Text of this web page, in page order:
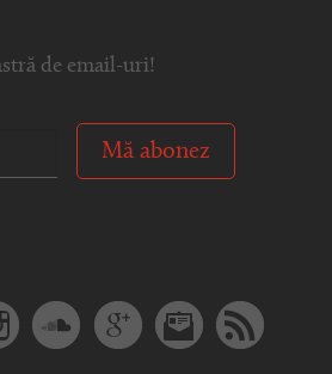
de email-uri!
Mă abonez